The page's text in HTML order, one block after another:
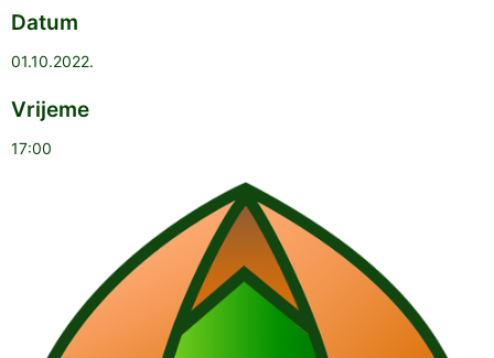
Datum
01.10.2022.
Vrijeme
17:00